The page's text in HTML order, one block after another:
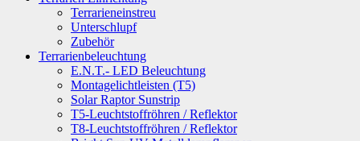
Terrarieneinstreu
Unterschlupf
Zubehör
Terrarienbeleuchtung
E.N.T.- LED Beleuchtung
Montagelichtleisten (T5)
Solar Raptor Sunstrip
T5-Leuchtstoffröhren / Reflektor
T8-Leuchtstoffröhren / Reflektor